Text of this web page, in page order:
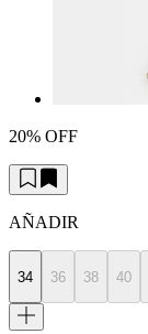
20% OFF
AÑADIR
34 36 38 40